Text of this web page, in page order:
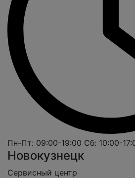
Пн-Пт: 09:00-19:00 Сб: 10:00-
Новокузнецк
Cервисный центр